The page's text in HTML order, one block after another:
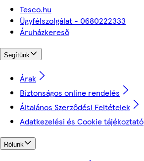
Tesco.hu
Ügyfélszolgálat - 0680222333
Áruházkereső
Segítünk
Árak
Biztonságos online rendelés
Általános Szerződési Feltételek
Adatkezelési és Cookie tájékoztató
Rólunk